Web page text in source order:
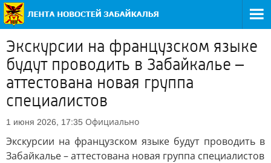
Экскурсии на французском языке
будут проводить в Забайкалье –
аттестована новая группа
специалистов
1 июня 2026, 17:35 Официально
Экскурсии на французском языке будут проводить в
Забайкалье – аттестована новая группа специалистов